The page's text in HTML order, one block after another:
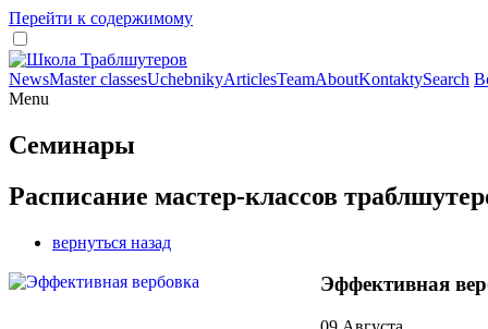
Перейти к содержимому
NewsMaster classesUchebnikyArticlesTeamAboutKontaktySearch
Menu
Семинары
Расписание мастер-классов
вернуться назад
Эффективная